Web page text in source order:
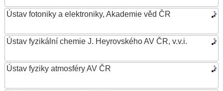
Ústav fotoniky a elektroniky, Akademie věd ČR
Ústav fyzikální chemie J. Heyrovského AV ČR, v.v.i.
Ústav fyziky atmosféry AV ČR